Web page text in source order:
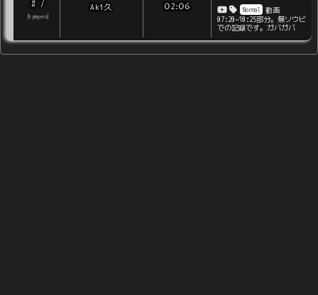
# 7
9 players
Aki久 02:06 Normal
動画
07:20~10:25部分。無ソウビ
での記録です。ガバガバ